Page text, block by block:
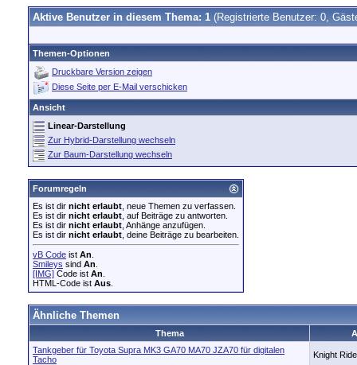
Aktive Benutzer in diesem Thema: 1 (Registrierte Benutzer: 0,
Themen-Optionen
Druckbare Version zeigen
Diese Seite per E-Mail verschicken
Ansicht
Linear-Darstellung
Zur Hybrid-Darstellung wechseln
Zur Baum-Darstellung wechseln
Forumregeln
Es ist dir nicht erlaubt , neue Themen zu verfassen.
Es ist dir nicht erlaubt , auf Beiträge zu antworten.
Es ist dir nicht erlaubt , Anhänge anzufügen.
Es ist dir nicht erlaubt , deine Beiträge zu bearbeiten.
vB Code ist An
Smileys sind An
[IMG] Code ist An
HTML-Code ist Aus
Ähnliche Themen
Thema
Tankgeber für Toyota Supra MK3 GA70 MA70 JZA70 für digitalen
Tacho
Knight